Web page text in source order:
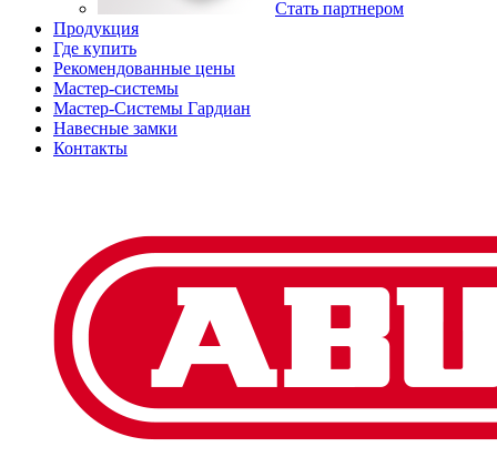
Стать партнером
Продукция
Где купить
Рекомендованные цены
Мастер-системы
Мастер-Системы Гардиан
Навесные замки
Контакты